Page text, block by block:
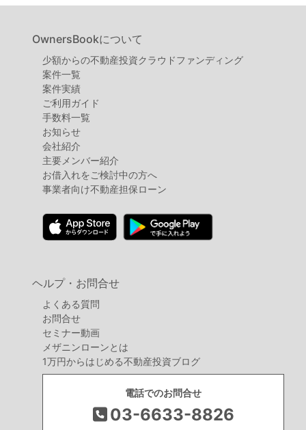
OwnersBookについて
少額からの不動産投資クラウドファンディング
案件⼀覧
案件実績
ご利用ガイド
手数料一覧
お知らせ
会社紹介
主要メンバー紹介
お借入れをご検討中の方へ
事業者向け不動産担保ローン
ヘルプ・お問合せ
よくある質問
お問合せ
セミナー動画
メザニンローンとは
1万円からはじめる不動産投資ブログ
電話でのお問合せ
03-6633-8826